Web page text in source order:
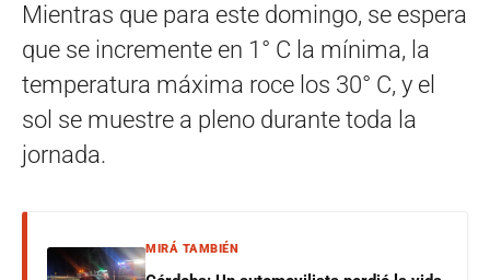
Mientras que para este domingo, se espera
que se incremente en 1° C la mínima, la
temperatura máxima roce los 30° C, y el
sol se muestre a pleno durante toda la
jornada.
MIRÁ TAMBIÉN